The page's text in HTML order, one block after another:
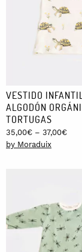
VESTIDO
ALGODÓN
TORTUGAS
35,00€ – 37,00€Price
by Moraduix